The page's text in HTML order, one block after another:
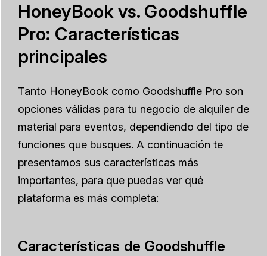
HoneyBook vs. Goodshuffle
Pro: Características
principales
Tanto HoneyBook como Goodshuffle Pro son
opciones válidas para tu negocio de alquiler de
material para eventos, dependiendo del tipo de
funciones que busques. A continuación te
presentamos sus características más
importantes, para que puedas ver qué
plataforma es más completa:
Características de Goodshuffle